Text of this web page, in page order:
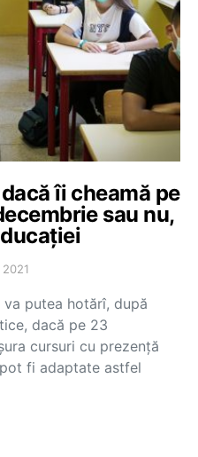
îi cheamă pe
sau nu,
putea hotărî, după
dacă pe 23
cursuri cu prezență
fi adaptate astfel